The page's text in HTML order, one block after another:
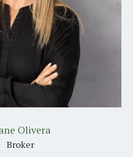
Olivera
Broker